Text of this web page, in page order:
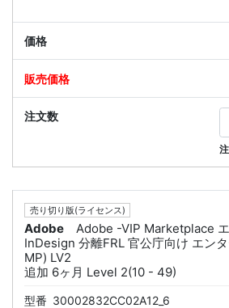
売り切り版(ライセンス)
Adobe
Adobe -VIP Marketplace
InDesign 分離FRL 官公庁向け エン
MP) LV2
追加 6ヶ月 Level 2(10 - 49)
型番 30002832CC02A12_6